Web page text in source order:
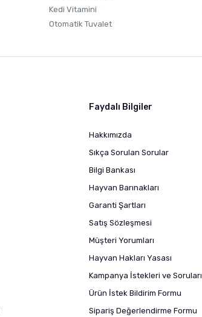
Kedi Vitamini
Otomatik Tuvalet
Faydalı Bilgiler
Hakkımızda
Sıkça Sorulan Sorular
Bilgi Bankası
Hayvan Barınakları
Garanti Şartları
Satış Sözleşmesi
Müşteri Yorumları
Hayvan Hakları Yasası
Kampanya İstekleri ve Soruları
Ürün İstek Bildirim Formu
Sipariş Değerlendirme Formu